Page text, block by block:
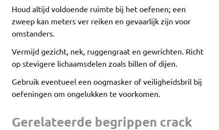
Houd altijd voldoende ruimte bij het oefenen; een
zweep kan meters ver reiken en gevaarlijk zijn voor
omstanders.
Vermijd gezicht, nek, ruggengraat en gewrichten. Richt
op stevigere lichaamsdelen zoals billen of dijen.
Gebruik eventueel een oogmasker of veiligheidsbril bij
oefeningen om ongelukken te voorkomen.
Gerelateerde begrippen crack